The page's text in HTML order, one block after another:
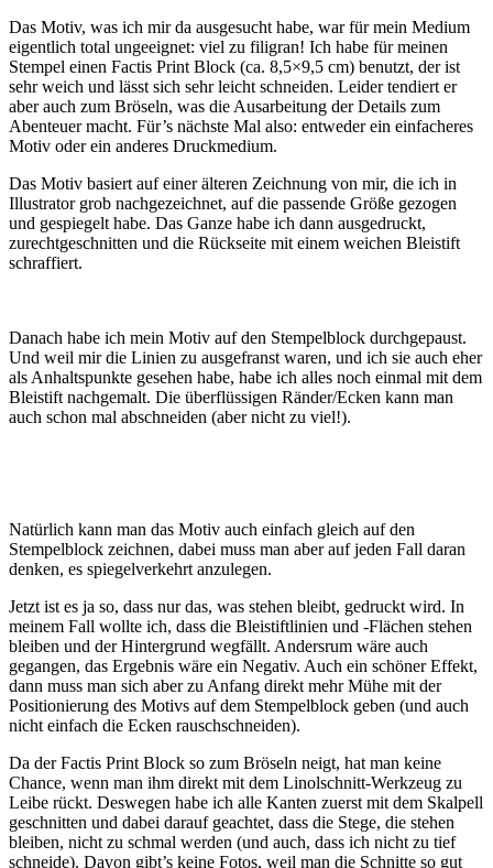
Das Motiv, was ich mir da ausgesucht habe, war für mein Medium
eigentlich total ungeeignet: viel zu filigran! Ich habe für meinen
Stempel einen Factis Print Block (ca. 8,5×9,5 cm) benutzt, der ist
sehr weich und lässt sich sehr leicht schneiden. Leider tendiert er
aber auch zum Bröseln, was die Ausarbeitung der Details zum
Abenteuer macht. Für’s nächste Mal also: entweder ein einfacheres
Motiv oder ein anderes Druckmedium.
Das Motiv basiert auf einer älteren Zeichnung von mir, die ich in
Illustrator grob nachgezeichnet, auf die passende Größe gezogen
und gespiegelt habe. Das Ganze habe ich dann ausgedruckt,
zurechtgeschnitten und die Rückseite mit einem weichen Bleistift
schraffiert.
Danach habe ich mein Motiv auf den Stempelblock durchgepaust.
Und weil mir die Linien zu ausgefranst waren, und ich sie auch eher
als Anhaltspunkte gesehen habe, habe ich alles noch einmal mit dem
Bleistift nachgemalt. Die überflüssigen Ränder/Ecken kann man
auch schon mal abschneiden (aber nicht zu viel!).
Natürlich kann man das Motiv auch einfach gleich auf den
Stempelblock zeichnen, dabei muss man aber auf jeden Fall daran
denken, es spiegelverkehrt anzulegen.
Jetzt ist es ja so, dass nur das, was stehen bleibt, gedruckt wird. In
meinem Fall wollte ich, dass die Bleistiftlinien und -Flächen stehen
bleiben und der Hintergrund wegfällt. Andersrum wäre auch
gegangen, das Ergebnis wäre ein Negativ. Auch ein schöner Effekt,
dann muss man sich aber zu Anfang direkt mehr Mühe mit der
Positionierung des Motivs auf dem Stempelblock geben (und auch
nicht einfach die Ecken rauschschneiden).
Da der Factis Print Block so zum Bröseln neigt, hat man keine
Chance, wenn man ihm direkt mit dem Linolschnitt-Werkzeug zu
Leibe rückt. Deswegen habe ich alle Kanten zuerst mit dem Skalpell
geschnitten und dabei darauf geachtet, dass die Stege, die stehen
bleiben, nicht zu schmal werden (und auch, dass ich nicht zu tief
schneide). Davon gibt’s keine Fotos, weil man die Schnitte so gut